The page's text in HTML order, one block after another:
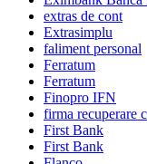
extras de cont
Extrasimplu
faliment personal
Ferratum
Ferratum
Finopro IFN
firma recuperare
First Bank
First Bank